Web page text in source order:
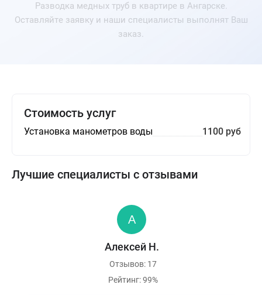
Разводка медных труб в квартире в Ангарске.
Оставляйте заявку и наши специалисты выполнят Ваш
заказ.
Стоимость услуг
Установка манометров воды 1100 руб
Лучшие специалисты с отзывами
Алексей Н.
Отзывов: 17
Рейтинг: 99%